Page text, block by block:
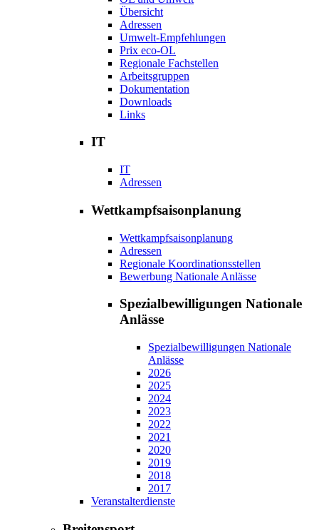
Übersicht
Adressen
Umwelt-Empfehlungen
Prix eco-OL
Regionale Fachstellen
Arbeitsgruppen
Dokumentation
Downloads
Links
IT
IT
Adressen
Wettkampfsaisonplanung
Wettkampfsaisonplanung
Adressen
Regionale Koordinationsstellen
Bewerbung Nationale Anlässe
Spezialbewilligungen Nationale
Anlässe
Spezialbewilligungen Nationale
Anlässe
2026
2025
2024
2023
2022
2021
2020
2019
2018
2017
Veranstalterdienste